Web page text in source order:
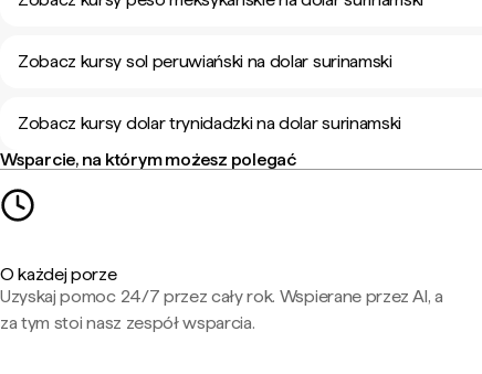
Zobacz kursy sol peruwiański na dolar surinamski
Zobacz kursy dolar trynidadzki na dolar surinamski
Wsparcie, na którym możesz polegać
O każdej porze
Uzyskaj pomoc 24/7 przez cały rok. Wspierane przez AI, a
za tym stoi nasz zespół wsparcia.